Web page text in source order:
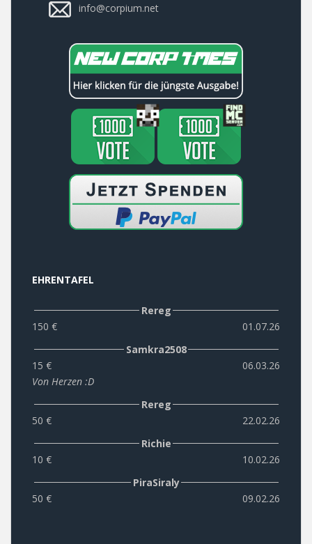
info@corpium.net
EHRENTAFEL
Rereg
150 €
01.07.26
Samkra2508
15 €
06.03.26
Von Herzen :D
Rereg
50 €
22.02.26
Richie
10 €
10.02.26
PiraSiraly
50 €
09.02.26